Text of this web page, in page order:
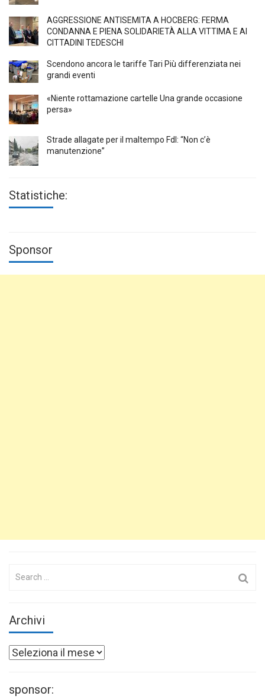
AGGRESSIONE ANTISEMITA A HÖCBERG: FERMA
CONDANNA E PIENA SOLIDARIETÀ ALLA VITTIMA E AI
CITTADINI TEDESCHI
Scendono ancora le tariffe Tari Più differenziata nei
grandi eventi
«Niente rottamazione cartelle Una grande occasione
persa»
Strade allagate per il maltempo FdI: “Non c’è
manutenzione”
Statistiche:
Sponsor
Search
Archivi
Archivi
sponsor: